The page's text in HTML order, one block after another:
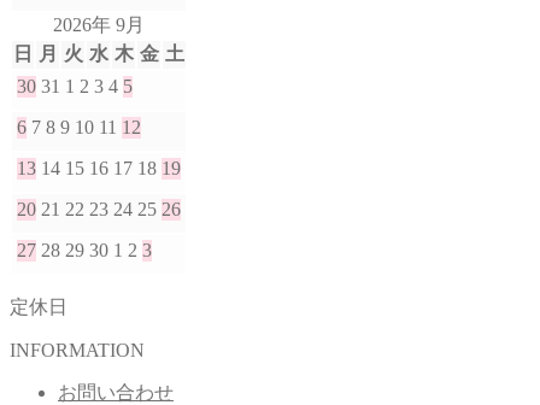
2026年 9月
日
月 火 水 木 金 土
30 31 1 2 3 4 5
6 7 8 9 10 11 12
13 14 15 16 17 18 19
20 21 22 23 24 25 26
27 28 29 30 1 2 3
定休日
INFORMATION
お問い合わせ